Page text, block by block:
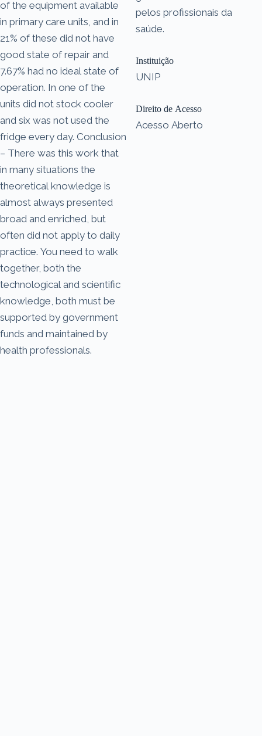
of the equipment available
in primary care units, and in
21% of these did not have
good state of repair and
7.67% had no ideal state of
operation. In one of the
units did not stock cooler
and six was not used the
fridge every day. Conclusion
– There was this work that
in many situations the
theoretical knowledge is
almost always presented
broad and enriched, but
often did not apply to daily
practice. You need to walk
together, both the
technological and scientific
knowledge, both must be
supported by government
funds and maintained by
health professionals.
pelos profissionais da
saúde.
Instituição
UNIP
Direito de Acesso
Acesso Aberto